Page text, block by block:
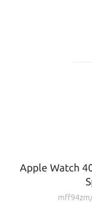
Apple Watch